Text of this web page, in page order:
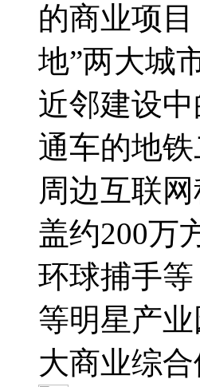
的商业项
地”两大城
近邻建设
通车的地
周边互联
盖约200万
环球捕手
等明星产
大商业综